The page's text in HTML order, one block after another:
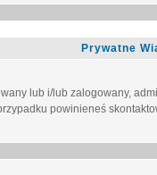
Prywatne
lub i/lub zalogowany,
powinieneś